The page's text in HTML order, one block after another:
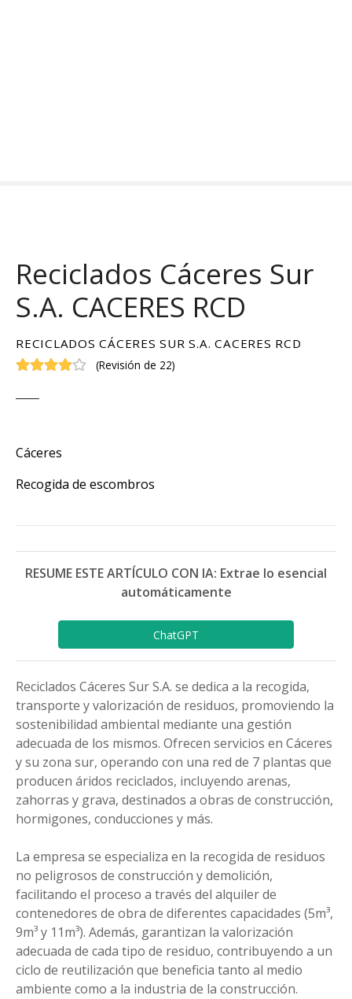
Reciclados Cáceres Sur
S.A. CACERES RCD
RECICLADOS CÁCERES SUR S.A. CACERES RCD
(Revisión de 22)
Cáceres
Recogida de escombros
RESUME ESTE ARTÍCULO CON IA: Extrae lo esencial
automáticamente
ChatGPT
Reciclados Cáceres Sur S.A. se dedica a la recogida,
transporte y valorización de residuos, promoviendo la
sostenibilidad ambiental mediante una gestión
adecuada de los mismos. Ofrecen servicios en Cáceres
y su zona sur, operando con una red de 7 plantas que
producen áridos reciclados, incluyendo arenas,
zahorras y grava, destinados a obras de construcción,
hormigones, conducciones y más.
La empresa se especializa en la recogida de residuos
no peligrosos de construcción y demolición,
facilitando el proceso a través del alquiler de
contenedores de obra de diferentes capacidades (5m³,
9m³ y 11m³). Además, garantizan la valorización
adecuada de cada tipo de residuo, contribuyendo a un
ciclo de reutilización que beneficia tanto al medio
ambiente como a la industria de la construcción.